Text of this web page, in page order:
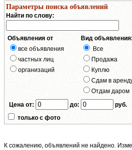
Параметры поиска объявлений
Найти по слову:
Объявления от
все объявления
частных лиц
организаций
Вид объявления:
Все
Продажа
Куплю
Сдам в
Отдам даром
Цена от: до:
руб.
только с фото
К сожалению, объявлений не найдено.